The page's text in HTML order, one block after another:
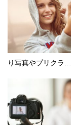
り写真やプリクラ…